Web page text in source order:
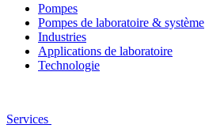
Pompes
Pompes de laboratoire & système
Industries
Applications de laboratoire
Technologie
Services